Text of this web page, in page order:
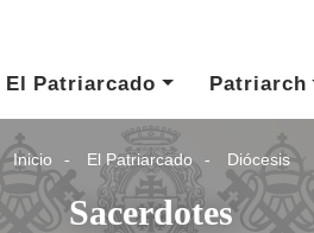
El Patriarcado
Patriarch
Inicio El Patriarcado Diócesis
Sacerdotes